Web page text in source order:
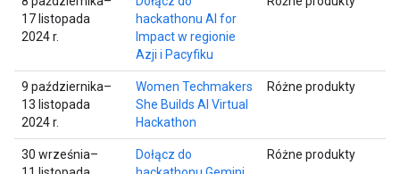
17 listopada
2024 r.
hackathonu AI for
Impact w regionie
Azji i Pacyfiku
9 października–
13 listopada
2024 r.
Women Techmakers
She Builds AI Virtual
Hackathon
Różne produkty
30 września–
Dołącz do
Różne produkty